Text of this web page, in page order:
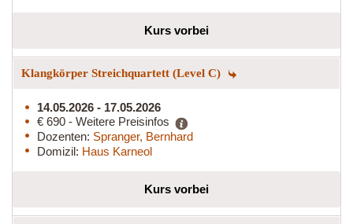
Kurs vorbei
Klangkörper Streichquartett (Level C)
14.05.2026 - 17.05.2026
€ 690 - Weitere Preisinfos
Dozenten: Spranger, Bernhard
Domizil: Haus Karneol
Kurs vorbei